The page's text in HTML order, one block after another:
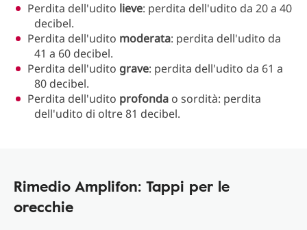
Perdita dell'udito lieve: perdita dell'udito da 20 a 40
decibel.
Perdita dell'udito moderata: perdita dell'udito da
41 a 60 decibel.
Perdita dell'udito grave: perdita dell'udito da 61 a
80 decibel.
Perdita dell'udito profonda o sordità: perdita
dell'udito di oltre 81 decibel.
Rimedio Amplifon: Tappi per le
orecchie